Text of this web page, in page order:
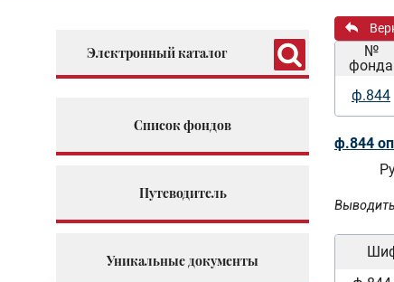
Электронный каталог
Список фондов
Путеводитель
Уникальные документы
№
фонда
ф.844
ф.844